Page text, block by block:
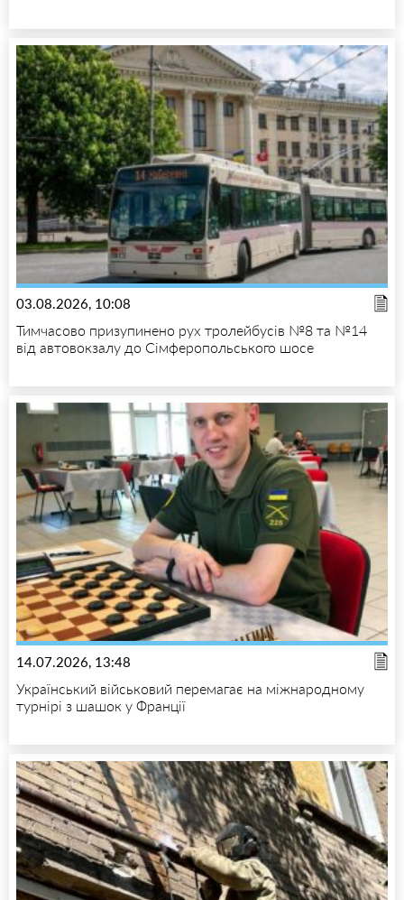
03.08.2026, 10:08
Тимчасово призупинено рух тролейбусів №8 та №14
від автовокзалу до Сімферопольського шосе
14.07.2026, 13:48
Український військовий перемагає на міжнародному
турнірі з шашок у Франції